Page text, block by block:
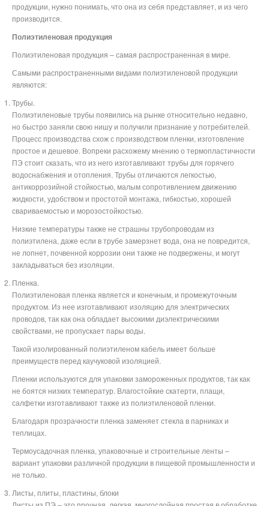
продукции, нужно понимать, что она из себя представляет, и из чего
производится.
Полиэтиленовая продукция
Полиэтиленовая продукция – самая распространенная в мире.
Самыми распространенными видами полиэтиленовой продукции
являются:
Трубы.
Полиэтиленовые трубы появились на рынке относительно недавно,
но быстро заняли свою нишу и получили признание у потребителей.
Процесс производства схож с производством пленки, изготовление
простое и дешевое. Вопреки расхожему мнению о термопластичности
ПЭ стоит сказать, что из него изготавливают трубы для горячего
водоснабжения и отопления. Трубы отличаются легкостью,
антикоррозийной стойкостью, малым сопротивлением движению
жидкости, удобством и простотой монтажа, гибкостью, хорошей
свариваемостью и морозостойкостью.
Низкие температуры также не страшны трубопроводам из
полиэтилена, даже если в трубе замерзнет вода, она не повредится,
не лопнет, почвенной коррозии они также не подвержены, и могут
закладываться без изоляции.
Пленка.
Полиэтиленовая пленка является и конечным, и промежуточным
продуктом. Из нее изготавливают изоляцию для электрических
проводов, так как она обладает высокими диэлектрическими
свойствами, не пропускает пары воды.
Такой изолированный полиэтиленом кабель имеет больше
преимуществ перед каучуковой изоляцией.
Пленки используются для упаковки замороженных продуктов, так как
не боятся низких температур. Влагостойкие скатерти, плащи,
салфетки изготавливают также из полиэтиленовой пленки.
Благодаря прозрачности пленка заменяет стекла в парниках и
теплицах.
Термоусадочная пленка, упаковочные и строительные ленты –
вариант упаковки различной продукции в пищевой промышленности и
не только.
Листы, плиты, пластины, блоки